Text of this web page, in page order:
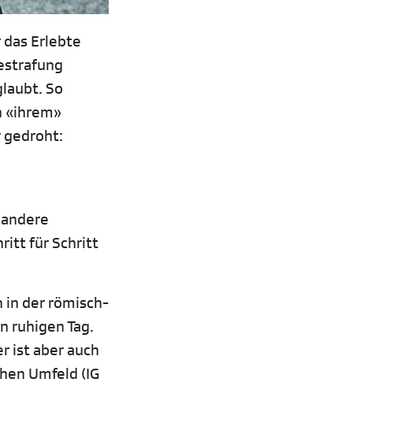
Erlebte
So
«ihrem»
gedroht:
für Schritt
in der römisch-
ruhigen Tag.
ist aber auch
Umfeld (IG